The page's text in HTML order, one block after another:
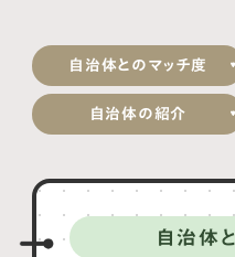
自治体とのマッチ度
自治体の紹介
自治体